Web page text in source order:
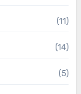
(11)
(14)
(5)